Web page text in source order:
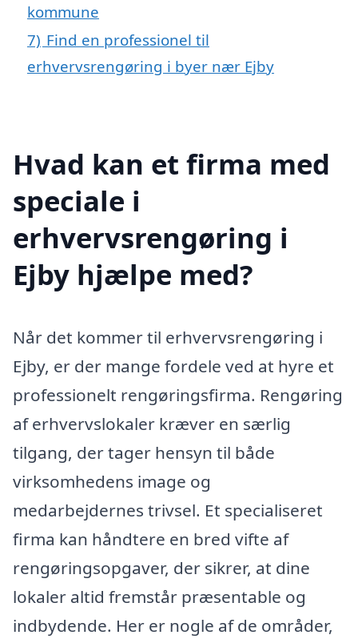
kommune
7) Find en professionel til
erhvervsrengøring i byer nær Ejby
Hvad kan et firma med
speciale i
erhvervsrengøring i
Ejby hjælpe med?
Når det kommer til erhvervsrengøring i
Ejby, er der mange fordele ved at hyre et
professionelt rengøringsfirma. Rengøring
af erhvervslokaler kræver en særlig
tilgang, der tager hensyn til både
virksomhedens image og
medarbejdernes trivsel. Et specialiseret
firma kan håndtere en bred vifte af
rengøringsopgaver, der sikrer, at dine
lokaler altid fremstår præsentable og
indbydende. Her er nogle af de områder,